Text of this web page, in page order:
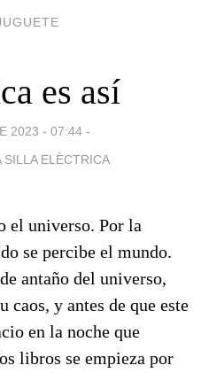
es así
2023 - 07:44 -
SILLA ELÈCTRICA
el universo. Por la
se percibe el mundo.
antaño del universo,
caos, y antes de que este
en la noche que
libros se empieza por